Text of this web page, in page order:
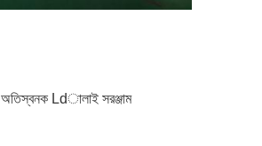
অতিস্বনক Ldালাই সরঞ্জাম